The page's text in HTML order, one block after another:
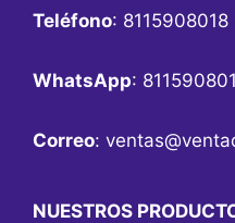
Teléfono: 8115908018
WhatsApp:
Correo:
NUESTROS